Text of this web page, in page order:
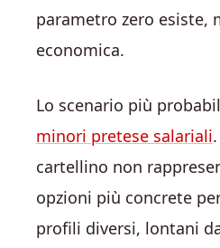
parametro zero esiste,
economica.
Lo scenario più
minori pretese salariali
cartellino non
opzioni più concrete
profili diversi, lontani